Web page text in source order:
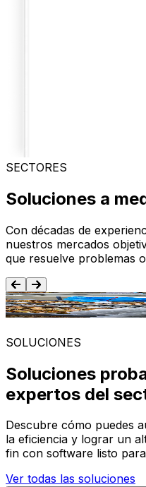
SECTORES
Soluciones a
Con décadas de
nuestros mercados
que resuelve problemas
Alimentación y Bebida
SOLUCIONES
Soluciones
expertos del
Descubre cómo puedes
la eficiencia y lograr un
fin con software listo
Ver todas las soluciones